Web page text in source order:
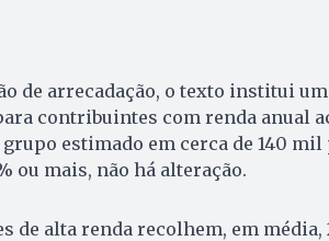
de arrecadação, o texto institui
contribuintes com renda anual
estimado em cerca de 140 mil
ou mais, não há alteração.
de alta renda recolhem, em média,